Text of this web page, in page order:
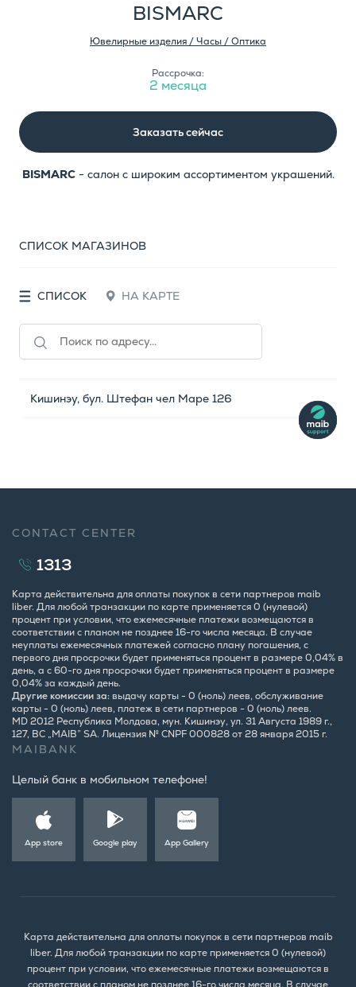
BISMARC
Ювелирные изделия / Часы / Оптика
Рассрочка:
2 месяца
Заказать сейчас
BISMARC- салон с широким ассортиментом украшений.
СПИСОК МАГАЗИНОВ
СПИСОК НА КАРТЕ
Кишинэу, бул. Штефан чел Маре 126
CONTACT CENTER
1313
Карта действительна для оплаты покупок в сети партнеров maib
liber. Для любой транзакции по карте применяется 0 (нулевой)
процент при условии, что ежемесячные платежи возмещаются в
соответствии с планом не позднее 16-го числа месяца. В случае
неуплаты ежемесячных платежей согласно плану погашения, с
первого дня просрочки будет применяться процент в размере 0,04% в
день, а с 60-го дня просрочки будет применяться процент в размере
0,04% за каждый день.
Другие комиссии за:выдачу карты - 0 (ноль) леев, обслуживание
карты - 0 (ноль) леев, платеж в сети партнеров - 0 (ноль) леев.
MD 2012 Республика Молдова, мун. Кишинэу, ул. 31 Августа 1989 г.,
127, BC „MAIB” SA. Лицензия № CNPF 000828 от 28 января 2015 г.
MAIBANK
Целый банк в мобильном телефоне!
App store Google play App Gallery
Карта действительна для оплаты покупок в сети партнеров maib
liber. Для любой транзакции по карте применяется 0 (нулевой)
процент при условии, что ежемесячные платежи возмещаются в